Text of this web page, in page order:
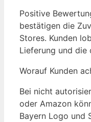
Positive
bestätigen die
Stores. Kunden
Lieferung und die
Worauf Kunden
Bei nicht
oder Amazon
Bayern Logo und